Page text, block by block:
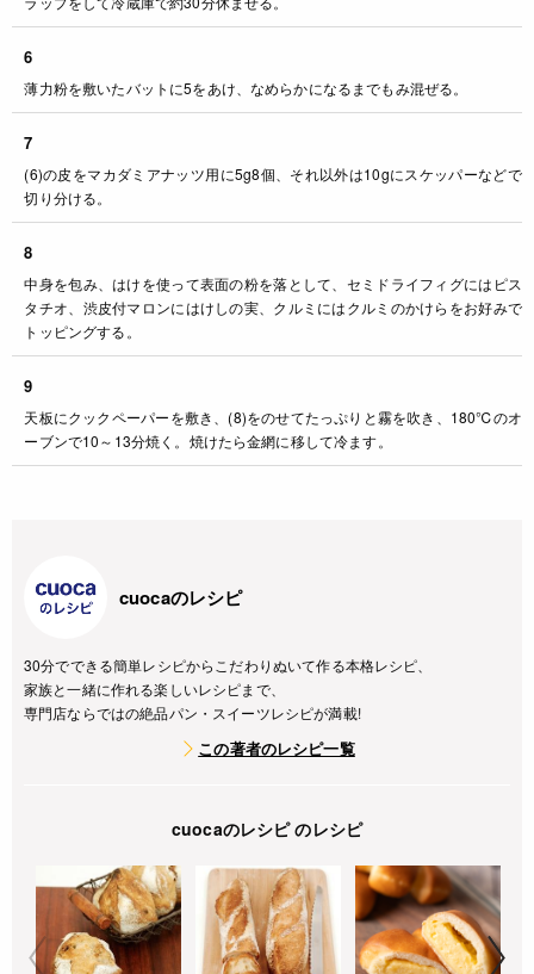
6
薄力粉を敷いたバットに5をあけ、なめらかになるまでもみ混ぜる。
7
(6)の皮をマカダミアナッツ用に5g8個、それ以外は10gにスケッパーなどで
切り分ける。
8
中身を包み、はけを使って表面の粉を落として、セミドライフィグにはピス
タチオ、渋皮付マロンにはけしの実、クルミにはクルミのかけらをお好みで
トッピングする。
9
天板にクックペーパーを敷き、(8)をのせてたっぷりと霧を吹き、180℃のオ
ーブンで10～13分焼く。焼けたら金網に移して冷ます。
cuocaのレシピ
30分でできる簡単レシピからこだわりぬいて作る本格レシピ、
家族と一緒に作れる楽しいレシピまで、
専門店ならではの絶品パン・スイーツレシピが満載!
この著者のレシピ一覧
cuocaのレシピ のレシピ